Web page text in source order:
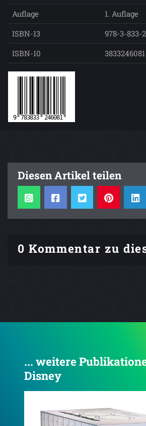
Auflage
1. Auflage
ISBN-13
978-3-833-
ISBN-10
3833246081
Diesen Artikel teilen
0 Kommentar zu
... weitere
Disney